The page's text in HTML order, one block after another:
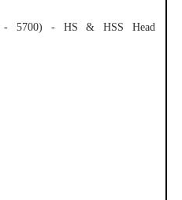
5700) - HS & HSS Head